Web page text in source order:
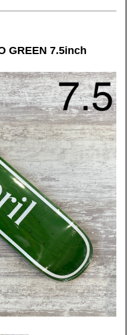
GREEN 7.5inch